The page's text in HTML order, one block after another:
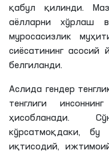
қабул қилинди.
аёлларни хўрлаш
муросасизлик
сиёсатининг
белгиланди.
Аслида гендер
тенглиги
ҳисобланади.
кўрсатмоқдаки,
иқтисодий,